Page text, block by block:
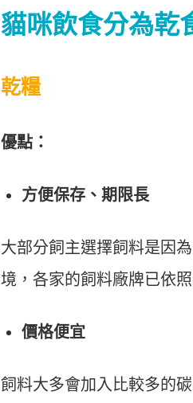
貓咪飲食分為乾
乾糧
優點：
方便保存、期限長
大部分飼主選擇飼料是因
境，各家的飼料廠牌已依
價格便宜
飼料大多會加入比較多的